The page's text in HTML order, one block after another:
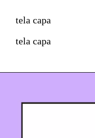
tela capa
tela capa